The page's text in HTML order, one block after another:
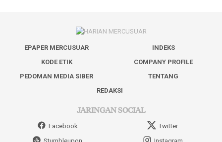
EPAPER MERCUSUAR
INDEKS
KODE ETIK
COMPANY PROFILE
PEDOMAN MEDIA SIBER
TENTANG
REDAKSI
JARINGAN SOCIAL
Facebook
Twitter